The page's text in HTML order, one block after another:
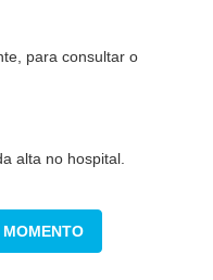
para consultar o
alta no hospital.